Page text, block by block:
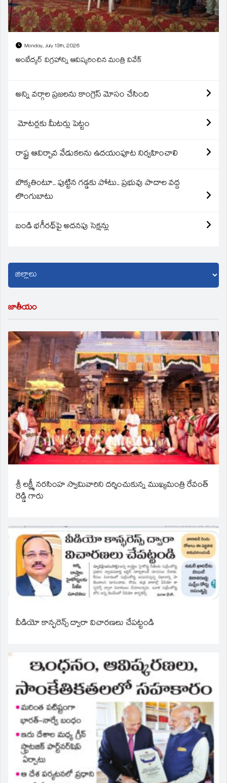
Monday, July 13th, 2026
అంబేద్కర్ విగ్రహాన్ని ఆవిష్కరించిన మంత్రి వివేక్
అన్ని వర్గాల ప్రజలను కాంగ్రెస్ మోసం చేసింది
మోటర్లకు మీటర్లు పెట్టం
రాష్ట్ర ఆవిర్బావ వేడుకలను ఉదయంపూట నిర్వహించాలి
బొక్కతింటూ.. పుట్టిన గడ్డకు పోటు.. ప్రభువు పాదాల వద్ద
లొంగుబాటు
బండి భగీరథ్‌పై అదనపు సెక్షన్లు
జాతీయం
శ్రీ లక్ష్మీ నరసింహ స్వామివారిని దర్శించుకున్న ముఖ్యమంత్రి రేవంత్
రెడ్డి గారు
వీడియో కాన్ఫరెన్స్ ద్వారా విచారణలు చేపట్టండి